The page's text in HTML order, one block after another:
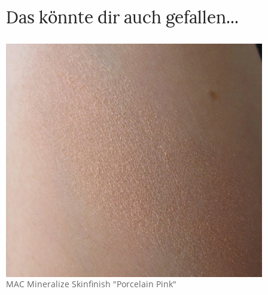
Das könnte dir auch gefallen...
MAC Mineralize Skinfinish "Porcelain Pink"